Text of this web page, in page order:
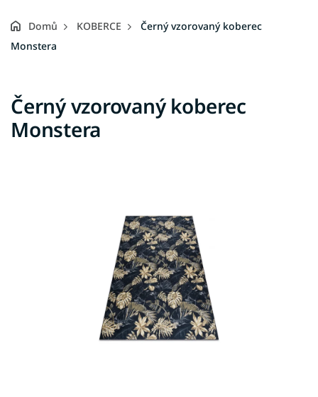
Domů KOBERCE
Černý vzorovaný koberec
Monstera
Černý vzorovaný koberec
Monstera